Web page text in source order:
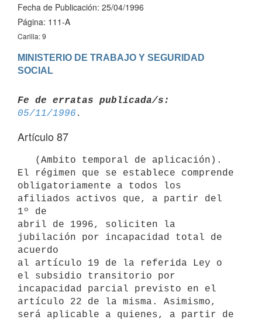
Fecha de Publicación: 25/04/1996
Página: 111-A
Carilla: 9
MINISTERIO DE TRABAJO Y SEGURIDAD
Fe de erratas publicada/s:
05/11/1996
Artículo 87
El régimen que se establece comprende
obligatoriamente a todos los
afiliados activos que, a partir del
1º de
abril de 1996, soliciten la
jubilación por incapacidad total de
acuerdo
al artículo 19 de la referida Ley o
el subsidio transitorio por
incapacidad parcial previsto en el
artículo 22 de la misma. Asimismo,
será aplicable a quienes, a partir de